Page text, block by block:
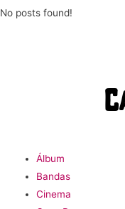
No posts found!
Álbum
Bandas
Cinema